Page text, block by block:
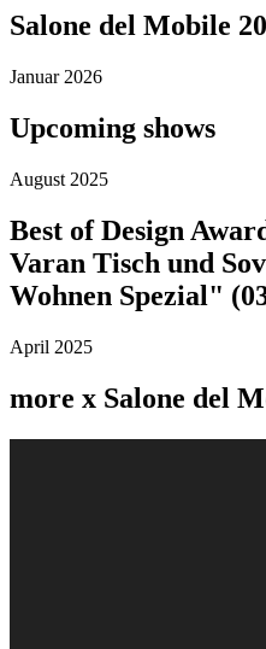
Salone del Mobile
Januar 2026
Upcoming shows
August 2025
Best of Design
Varan Tisch und
Wohnen Spezial"
April 2025
more x Salone del